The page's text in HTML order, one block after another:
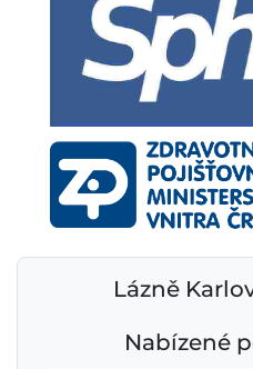
Lázně
Nabízené